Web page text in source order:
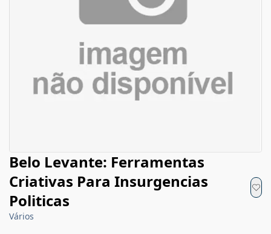
Belo Levante: Ferramentas
Criativas Para Insurgencias
Politicas
Vários